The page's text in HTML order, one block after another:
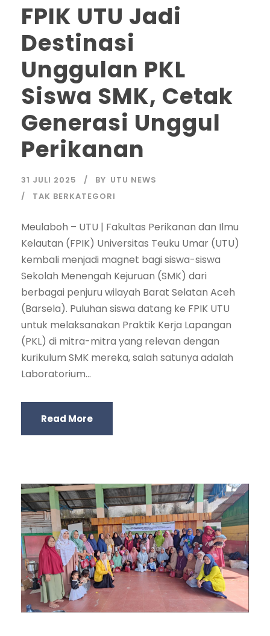
FPIK UTU Jadi
Destinasi
Unggulan PKL
Siswa SMK, Cetak
Generasi Unggul
Perikanan
31 JULI 2025 BY UTU NEWS
TAK BERKATEGORI
Meulaboh – UTU | Fakultas Perikanan dan Ilmu
Kelautan (FPIK) Universitas Teuku Umar (UTU)
kembali menjadi magnet bagi siswa-siswa
Sekolah Menengah Kejuruan (SMK) dari
berbagai penjuru wilayah Barat Selatan Aceh
(Barsela). Puluhan siswa datang ke FPIK UTU
untuk melaksanakan Praktik Kerja Lapangan
(PKL) di mitra-mitra yang relevan dengan
kurikulum SMK mereka, salah satunya adalah
Laboratorium...
Read More